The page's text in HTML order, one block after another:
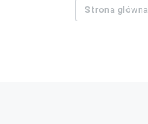
Strona główna